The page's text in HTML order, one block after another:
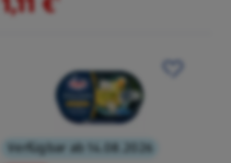
Verfügbar ab 14.08.2026